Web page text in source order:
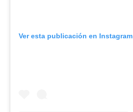
Ver esta publicación en Instagram